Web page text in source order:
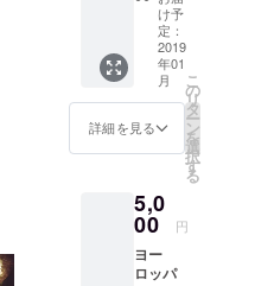
のイ
メージ
で作ら
れたT
シャ
ツ！ 茶
色ボ
ディに
ゴール
ントで
す。M
サイ
ズ。
け予
定：
2019
年01
月
詳細を見る
こ
の
リ
タ
ー
ン
を
選
択
す
る
5,0
00 円
ヨー
ロッパ